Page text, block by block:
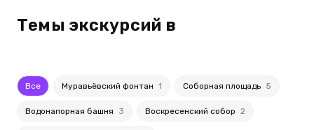
Темы экскурсий в
Все Муравьёвский фонтан 1 Соборная площадь 5
Водонапорная башня 3 Воскресенский собор 2